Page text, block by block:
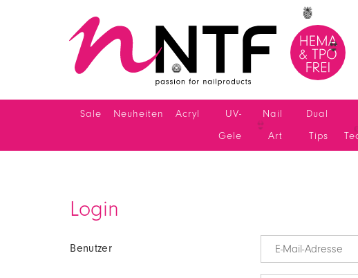
Sale Neuheiten Acryl
UV-
Gele
Nail
Art
Dual
Tips
Login
Benutzer
🥝
🍍